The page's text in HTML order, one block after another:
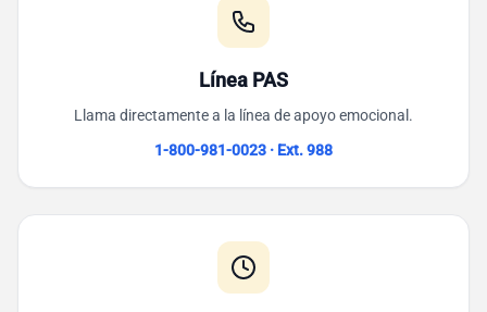
Línea PAS
Llama directamente a la línea de apoyo emocional.
1-800-981-0023 · Ext. 988